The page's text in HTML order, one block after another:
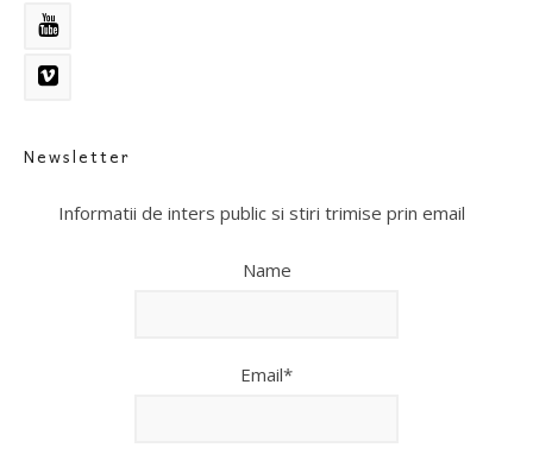
Newsletter
Informatii de inters public si stiri trimise prin email
Name
Email*